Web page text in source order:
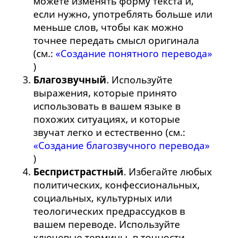
если нужно, употреблять больше или
меньше слов, чтобы как можно
точнее передать смысл оригинала
(см.: «Создание понятного перевода»
)
Благозвучный. Используйте
выражения, которые принято
использовать в вашем языке в
похожих ситуациях, и которые
звучат легко и естественно (см.:
«Создание благозвучного перевода»
)
Беспристрастный. Избегайте любых
политических, конфессиональных,
социальных, культурных или
теологических предрассудков в
вашем переводе. Используйте